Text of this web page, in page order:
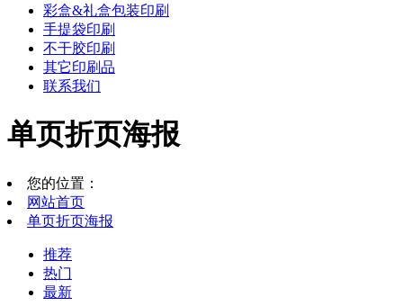
彩盒&礼盒包装印刷
手提袋印刷
不干胶印刷
其它印刷品
联系我们
单页折页海报
您的位置：
网站首页
单页折页海报
推荐
热门
最新